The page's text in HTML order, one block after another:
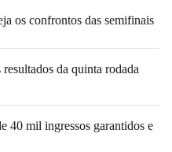
os confrontos das semifinais
da quinta rodada
40 mil ingressos garantidos e